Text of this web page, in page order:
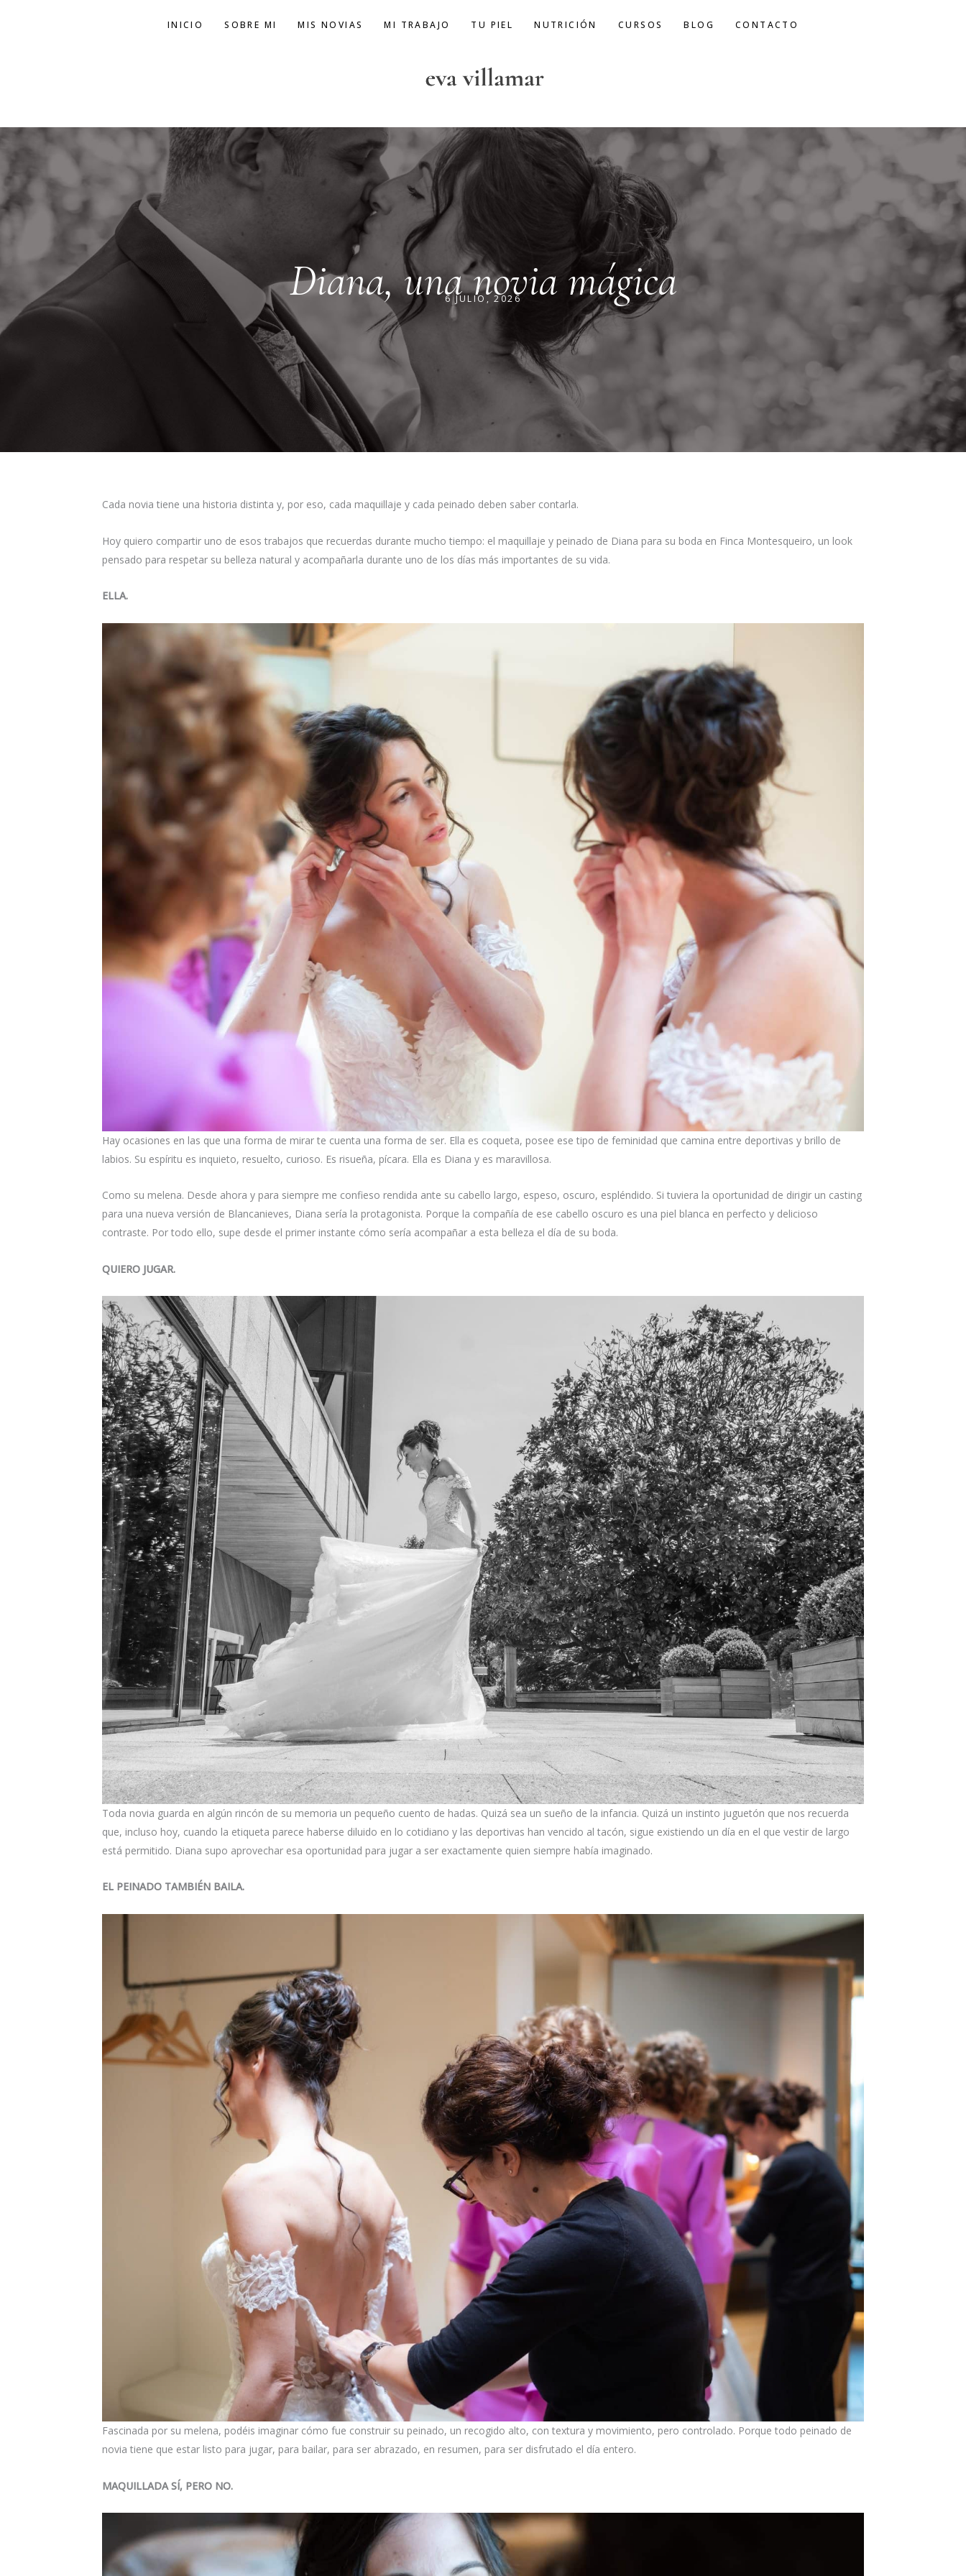
INICIO SOBRE MI MIS NOVIAS MI TRABAJO TU PIEL NUTRICIÓN CURSOS BLOG CONTACTO
Diana, una novia mágica
6 JULIO, 2026
Cada novia tiene una historia distinta y, por eso, cada maquillaje y cada peinado deben saber contarla.
Hoy quiero compartir uno de esos trabajos que recuerdas durante mucho tiempo: el maquillaje y peinado de Diana para su boda en Finca Montesqueiro, un look
pensado para respetar su belleza natural y acompañarla durante uno de los días más importantes de su vida.
ELLA.
Hay ocasiones en las que una forma de mirar te cuenta una forma de ser. Ella es coqueta, posee ese tipo de feminidad que camina entre deportivas y brillo de
labios. Su espíritu es inquieto, resuelto, curioso. Es risueña, pícara. Ella es Diana y es maravillosa.
Como su melena. Desde ahora y para siempre me confieso rendida ante su cabello largo, espeso, oscuro, espléndido. Si tuviera la oportunidad de dirigir un casting
para una nueva versión de Blancanieves, Diana sería la protagonista. Porque la compañía de ese cabello oscuro es una piel blanca en perfecto y delicioso
contraste. Por todo ello, supe desde el primer instante cómo sería acompañar a esta belleza el día de su boda.
QUIERO JUGAR.
Toda novia guarda en algún rincón de su memoria un pequeño cuento de hadas. Quizá sea un sueño de la infancia. Quizá un instinto juguetón que nos recuerda
que, incluso hoy, cuando la etiqueta parece haberse diluido en lo cotidiano y las deportivas han vencido al tacón, sigue existiendo un día en el que vestir de largo
está permitido. Diana supo aprovechar esa oportunidad para jugar a ser exactamente quien siempre había imaginado.
EL PEINADO TAMBIÉN BAILA.
Fascinada por su melena, podéis imaginar cómo fue construir su peinado, un recogido alto, con textura y movimiento, pero controlado. Porque todo peinado de
novia tiene que estar listo para jugar, para bailar, para ser abrazado, en resumen, para ser disfrutado el día entero.
MAQUILLADA SÍ, PERO NO.